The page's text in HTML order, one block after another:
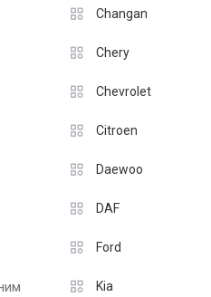
Changan
Chery
Chevrolet
Citroen
Daewoo
DAF
Ford
Kia